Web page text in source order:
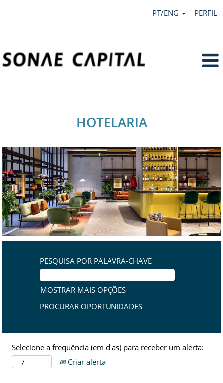
PT/ENG PERFIL
HOTELARIA
PESQUISA POR PALAVRA-CHAVE
MOSTRAR MAIS OPÇÕES
Selecione a frequência (em dias) para receber um alerta:
Criar alerta